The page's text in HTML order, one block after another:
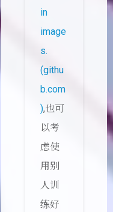
in
image
s.
(githu
b.com
),也可
以考
虑使
用别
人训
练好